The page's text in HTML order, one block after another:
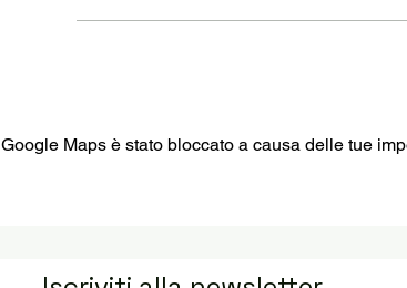
Google Maps è stato bloccato a causa delle tue